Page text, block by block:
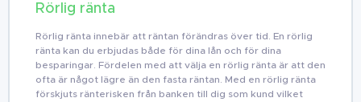
Rörlig ränta
Rörlig ränta innebär att räntan förändras över tid. En rörlig
ränta kan du erbjudas både för dina lån och för dina
besparingar. Fördelen med att välja en rörlig ränta är att den
ofta är något lägre än den fasta räntan. Med en rörlig ränta
förskjuts ränterisken från banken till dig som kund vilket